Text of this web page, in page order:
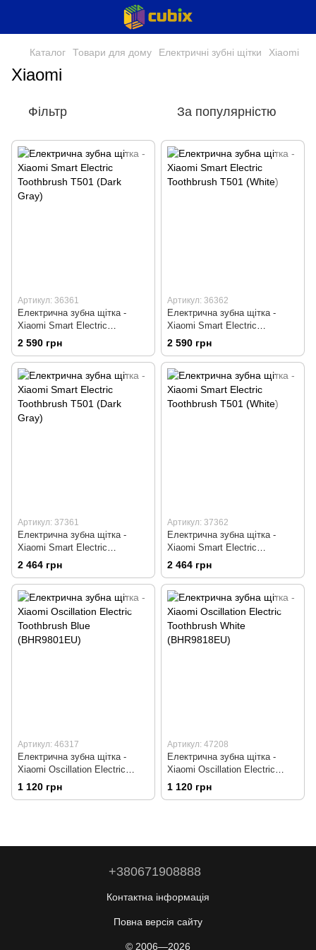
Каталог Товари для дому Електричні зубні щітки Xiaomi
Xiaomi
Фільтр За популярністю
Артикул: 36361
Електрична зубна щітка -
Xiaomi Smart Electric
Toothbrush T501 (Dark Gray)
2 590 грн
Артикул: 36362
Електрична зубна щітка -
Xiaomi Smart Electric
Toothbrush T501 (White)
2 590 грн
Артикул: 37361
Електрична зубна щітка -
Xiaomi Smart Electric
Toothbrush T501 (Dark Gray)
2 464 грн
Артикул: 37362
Електрична зубна щітка -
Xiaomi Smart Electric
Toothbrush T501 (White)
2 464 грн
Артикул: 46317
Електрична зубна щітка -
Xiaomi Oscillation Electric
Toothbrush Blue (BHR9801EU)
1 120 грн
Артикул: 47208
Електрична зубна щітка -
Xiaomi Oscillation Electric
Toothbrush White (BHR9818EU)
1 120 грн
+380671908888
Контактна інформація
Повна версія сайту
© 2006—2026